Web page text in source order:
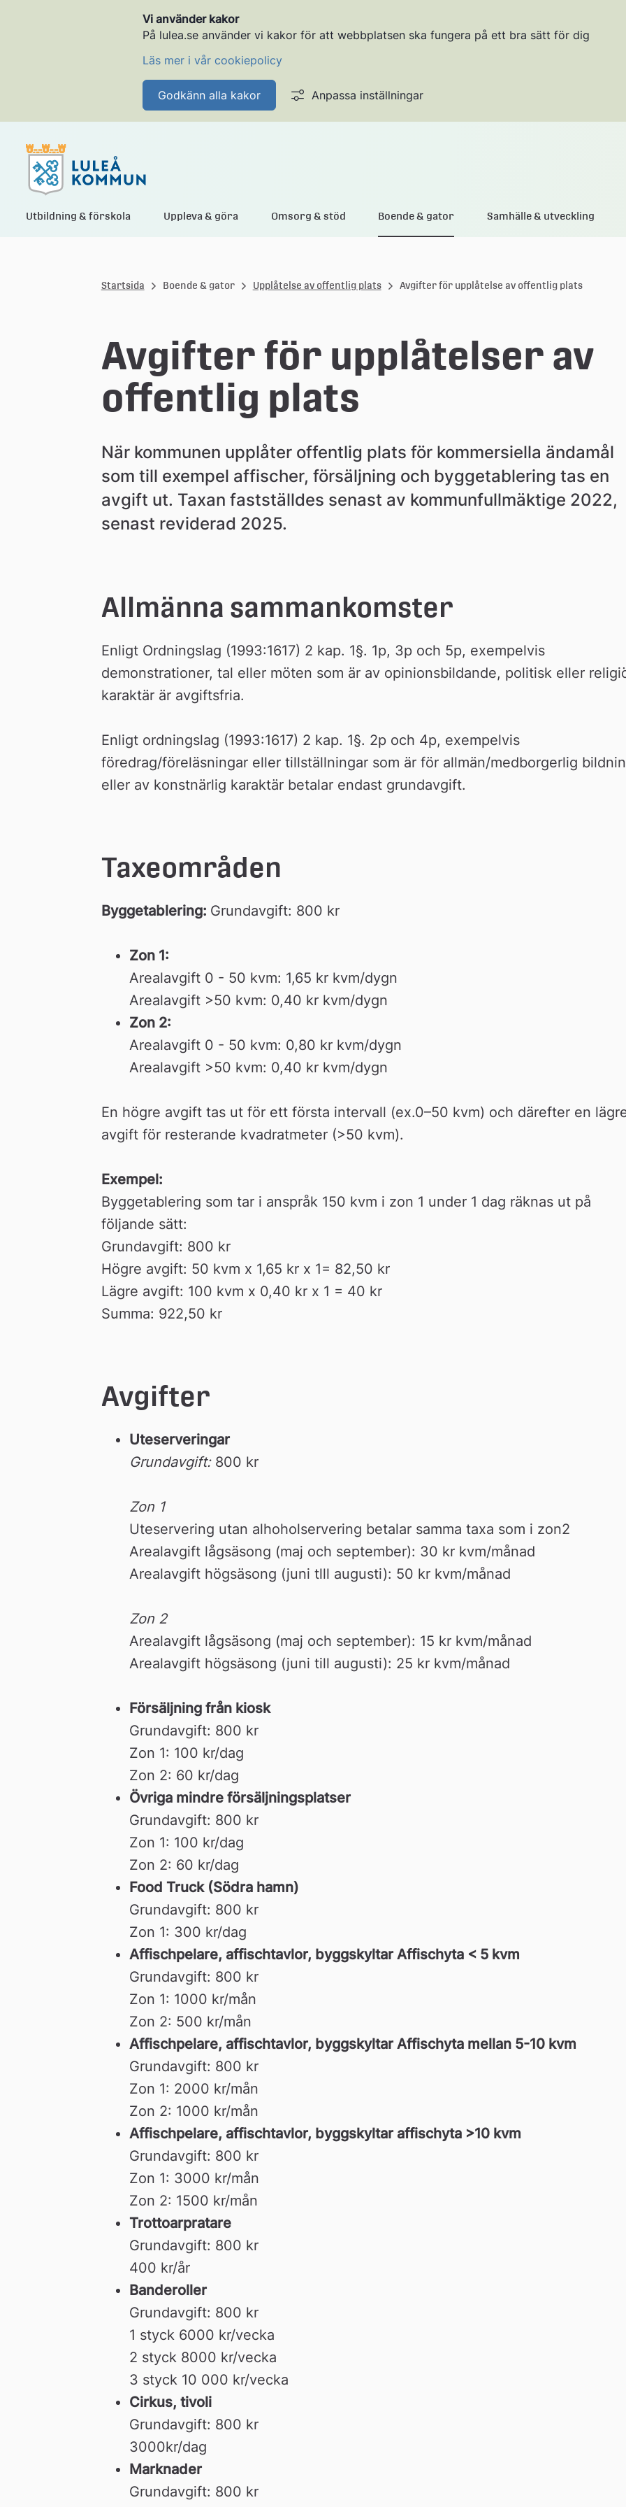
Vi använder kakor
På lulea.se använder vi kakor för att webbplatsen ska fungera på ett bra sätt för dig
Läs mer i vår cookiepolicy
Godkänn alla kakor Anpassa inställningar
L
Utbildning & förskola Uppleva & göra Omsorg & stöd Boende & gator Samhälle & utveckling
Startsida Boende & gator Upplåtelse av offentlig plats Avgifter för upplåtelse av offentlig plats
Avgifter för upplåtelser av
offentlig plats
När kommunen upplåter offentlig plats för kommersiella ändamål
som till exempel affischer, försäljning och byggetablering tas en
avgift ut. Taxan fastställdes senast av kommunfullmäktige 2022,
senast reviderad 2025.
Allmänna sammankomster
Enligt Ordningslag (1993:1617) 2 kap. 1§. 1p, 3p och 5p, exempelvis
demonstrationer, tal eller möten som är av opinionsbildande, politisk eller
karaktär är avgiftsfria.
Enligt ordningslag (1993:1617) 2 kap. 1§. 2p och 4p, exempelvis
föredrag/föreläsningar eller tillställningar som är för allmän/medborgerlig
eller av konstnärlig karaktär betalar endast grundavgift.
Taxeområden
Byggetablering: Grundavgift: 800 kr
Zon 1:
Arealavgift 0 - 50 kvm: 1,65 kr kvm/dygn
Arealavgift >50 kvm: 0,40 kr kvm/dygn
Zon 2:
Arealavgift 0 - 50 kvm: 0,80 kr kvm/dygn
Arealavgift >50 kvm: 0,40 kr kvm/dygn
En högre avgift tas ut för ett första intervall (ex.0–50 kvm) och därefter en
avgift för resterande kvadratmeter (>50 kvm).
Exempel:
Byggetablering som tar i anspråk 150 kvm i zon 1 under 1 dag räknas ut på
följande sätt:
Grundavgift: 800 kr
Högre avgift: 50 kvm x 1,65 kr x 1= 82,50 kr
Lägre avgift: 100 kvm x 0,40 kr x 1 = 40 kr
Summa: 922,50 kr
Avgifter
Uteserveringar
Grundavgift: 800 kr
Zon 1
Uteservering utan alhoholservering betalar samma taxa som i zon2
Arealavgift lågsäsong (maj och september): 30 kr kvm/månad
Arealavgift högsäsong (juni tlll augusti): 50 kr kvm/månad
Zon 2
Arealavgift lågsäsong (maj och september): 15 kr kvm/månad
Arealavgift högsäsong (juni till augusti): 25 kr kvm/månad
Försäljning från kiosk
Grundavgift: 800 kr
Zon 1: 100 kr/dag
Zon 2: 60 kr/dag
Övriga mindre försäljningsplatser
Grundavgift: 800 kr
Zon 1: 100 kr/dag
Zon 2: 60 kr/dag
Food Truck (Södra hamn)
Grundavgift: 800 kr
Zon 1: 300 kr/dag
Affischpelare, affischtavlor, byggskyltar Affischyta < 5 kvm
Grundavgift: 800 kr
Zon 1: 1000 kr/mån
Zon 2: 500 kr/mån
Affischpelare, affischtavlor, byggskyltar Affischyta mellan 5-10 kvm
Grundavgift: 800 kr
Zon 1: 2000 kr/mån
Zon 2: 1000 kr/mån
Affischpelare, affischtavlor, byggskyltar affischyta >10 kvm
Grundavgift: 800 kr
Zon 1: 3000 kr/mån
Zon 2: 1500 kr/mån
Trottoarpratare
Grundavgift: 800 kr
400 kr/år
Banderoller
Grundavgift: 800 kr
1 styck 6000 kr/vecka
2 styck 8000 kr/vecka
3 styck 10 000 kr/vecka
Cirkus, tivoli
Grundavgift: 800 kr
3000kr/dag
Marknader
Grundavgift: 800 kr